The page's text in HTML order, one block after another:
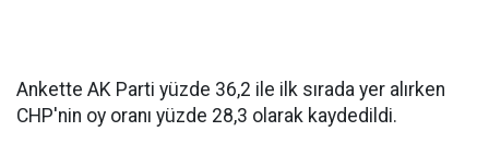
Ankette AK Parti yüzde 36,2 ile ilk sırada yer alırken
CHP'nin oy oranı yüzde 28,3 olarak kaydedildi.